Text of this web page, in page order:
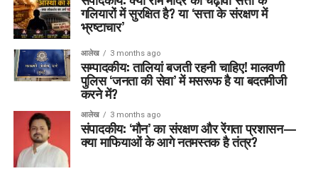
गलियारों में सुरक्षित है? या ‘सत्ता के संरक्षण में
भ्रष्टाचार’
आलेख 3 months ago
सम्पादकीय: तालियां बजती रहनी चाहिए! मालवणी
पुलिस ‘जनता की सेवा’ में मसरूफ है या बदतमीजी
करने में?
आलेख 3 months ago
संपादकीय: ‘मौन’ का संरक्षण और रेंगता प्रशासन—
क्या माफियाओं के आगे नतमस्तक है तंत्र?